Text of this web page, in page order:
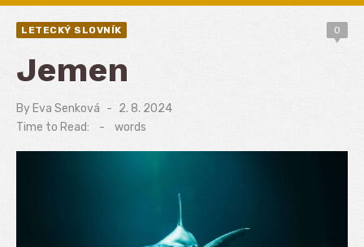
LETECKÝ SLOVNÍK 0
Jemen
By Eva Senková
Posted
on
2. 8. 2024
Time to Read:
- words